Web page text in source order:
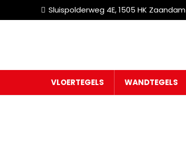
Sluispolderweg 4E, 1505 HK Zaandam
VLOERTEGELS WANDTEGELS